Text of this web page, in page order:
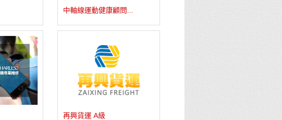
中軸線運動健康顧問...
再興貨運 A級